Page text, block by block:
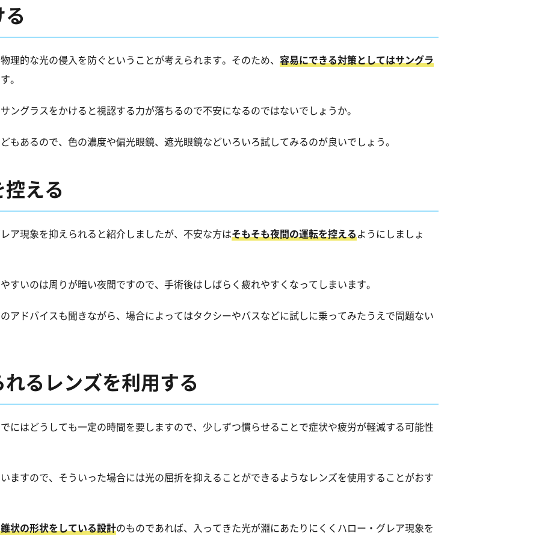
理的な光の侵入を防ぐということが考えられます。そのため、 容易にできる対策としてはサングラ
。
ングラスをかけると視認する力が落ちるので不安になるのではないでしょうか。
もあるので、色の濃度や偏光眼鏡、遮光眼鏡などいろいろ試してみるのが良いでしょう。
える
ア現象を抑えられると紹介しましたが、不安な方はそもそも夜間の運転を控えるようにしましょ
すいのは周りが暗い夜間ですので、手術後はしばらく疲れやすくなってしまいます。
アドバイスも聞きながら、場合によってはタクシーやバスなどに試しに乗ってみたうえで問題ない
るレンズを利用する
にはどうしても一定の時間を要しますので、少しずつ慣らせることで症状や疲労が軽減する可能性
ますので、そういった場合には光の屈折を抑えることができるようなレンズを使用することがおす
状の形状をしている設計のものであれば、入ってきた光が淵にあたりにくくハロー・グレア現象を